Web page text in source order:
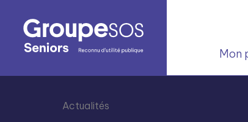
Mon
Actualités